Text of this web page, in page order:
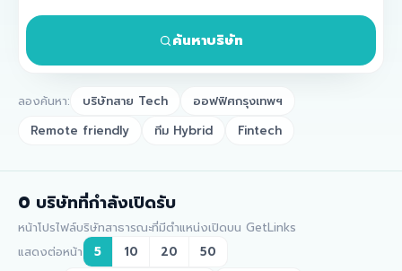
ค้นหาบริษัท
ลองค้นหา: บริษัทสาย Tech
ออฟฟิศกรุงเทพฯ
Remote friendly
ทีม Hybrid Fintech
0 บริษัทที่กำลังเปิดรับ
หน้าโปรไฟล์บริษัทสาธารณะที่มีตำแหน่งเปิดบน GetLinks
แสดงต่อหน้า
5 10 20 50